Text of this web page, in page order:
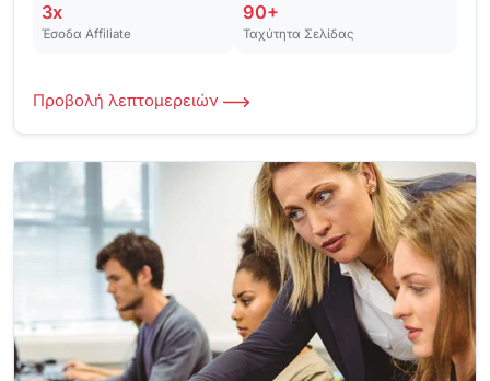
3x
Έσοδα Affiliate
90+
Ταχύτητα Σελίδας
Προβολή λεπτομερειών